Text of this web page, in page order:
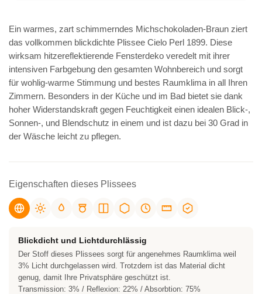
Ein warmes, zart schimmerndes Michschokoladen-Braun ziert
das vollkommen blickdichte Plissee Cielo Perl 1899. Diese
wirksam hitzereflektierende Fensterdeko veredelt mit ihrer
intensiven Farbgebung den gesamten Wohnbereich und sorgt
für wohlig-warme Stimmung und bestes Raumklima in all Ihren
Zimmern. Besonders in der Küche und im Bad bietet sie dank
hoher Widerstandskraft gegen Feuchtigkeit einen idealen Blick-,
Sonnen-, und Blendschutz in einem und ist dazu bei 30 Grad in
der Wäsche leicht zu pflegen.
Eigenschaften dieses Plissees
Blickdicht und Lichtdurchlässig
Der Stoff dieses Plissees sorgt für angenehmes Raumklima weil
3% Licht durchgelassen wird. Trotzdem ist das Material dicht
genug, damit Ihre Privatsphäre geschützt ist.
Transmission: 3% / Reflexion: 22% / Absorbtion: 75%